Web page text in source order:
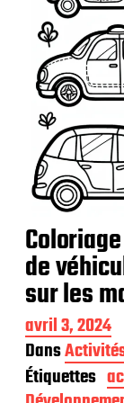
de
sur les
D
a
t
e
avril 3, 2024
Dans
Étiquettes